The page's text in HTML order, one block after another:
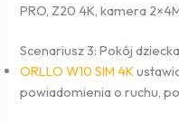
PRO, Z20 4K, kamera
Scenariusz 3: Pokój
ORLLO W10 SIM 4K
powiadomienia o ruchu,